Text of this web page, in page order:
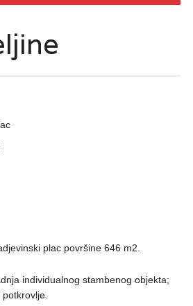
plac površine 646 m2.
individualnog stambenog objekta;